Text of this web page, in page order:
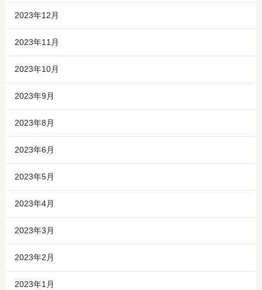
2023年12月
2023年11月
2023年10月
2023年9月
2023年8月
2023年6月
2023年5月
2023年4月
2023年3月
2023年2月
2023年1月